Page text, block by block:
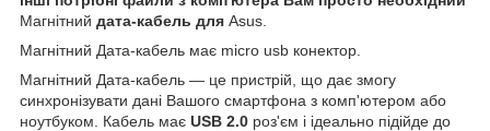
Магнітний дата-кабель для Asus.
Магнітний Дата-кабель має micro usb конектор.
Магнітний Дата-кабель — це пристрій, що дає змогу
синхронізувати дані Вашого смартфона з комп'ютером або
ноутбуком. Кабель має USB 2.0 роз'єм і ідеально підійде до